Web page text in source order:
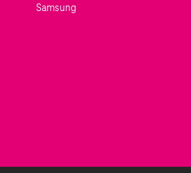
Samsung